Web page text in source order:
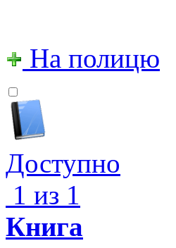
На полицю
Доступно
1 из 1
Книга